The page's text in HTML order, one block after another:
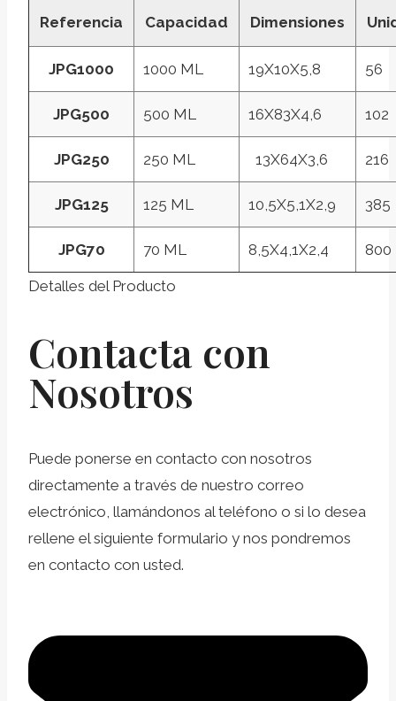
Referencia Capacidad Dimensiones
JPG1000 1000 ML 19X10X5,8 56
JPG500 500 ML 16X83X4,6 102
JPG250 250 ML 13X64X3,6 216
JPG125 125 ML 10,5X5,1X2,9 385
JPG70 70 ML 8,5X4,1X2,4 800
Detalles del Producto
Contacta con
Nosotros
Puede ponerse en contacto con nosotros
directamente a través de nuestro correo
electrónico, llamándonos al teléfono o si lo desea
rellene el siguiente formulario y nos pondremos
en contacto con usted.